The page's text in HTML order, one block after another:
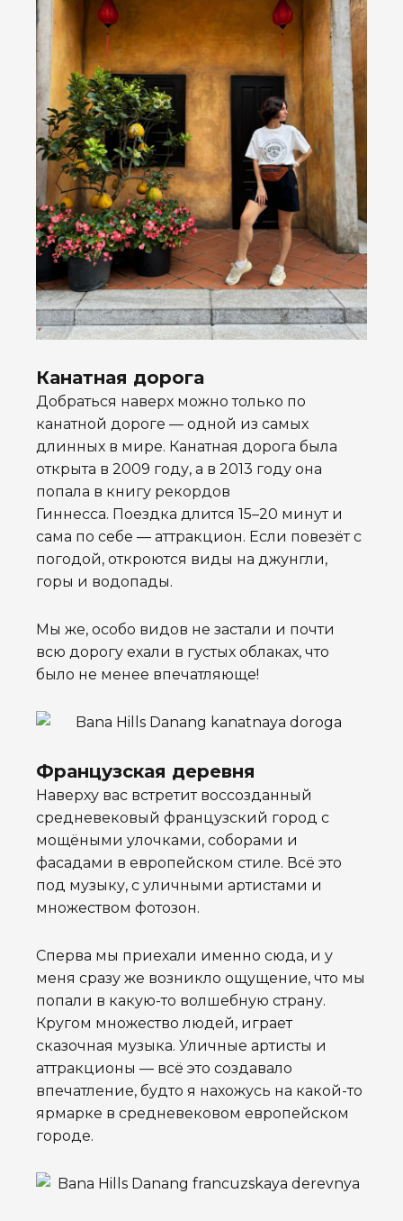
Канатная дорога
Добраться наверх можно только по
канатной дороге — одной из самых
длинных в мире. Канатная дорога была
открыта в 2009 году, а в 2013 году она
попала в книгу рекордов
Гиннесса. Поездка длится 15–20 минут и
сама по себе — аттракцион. Если повезёт с
погодой, откроются виды на джунгли,
горы и водопады.
Мы же, особо видов не застали и почти
всю дорогу ехали в густых облаках, что
было не менее впечатляюще!
Французская деревня
Наверху вас встретит воссозданный
средневековый французский город с
мощёными улочками, соборами и
фасадами в европейском стиле. Всё это
под музыку, с уличными артистами и
множеством фотозон.
Сперва мы приехали именно сюда, и у
меня сразу же возникло ощущение, что мы
попали в какую-то волшебную страну.
Кругом множество людей, играет
сказочная музыка. Уличные артисты и
аттракционы — всё это создавало
впечатление, будто я нахожусь на какой-то
ярмарке в средневековом европейском
городе.